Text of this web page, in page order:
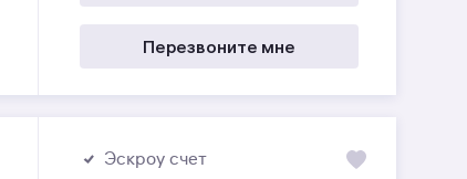
Перезвоните мне
Эскроу счет